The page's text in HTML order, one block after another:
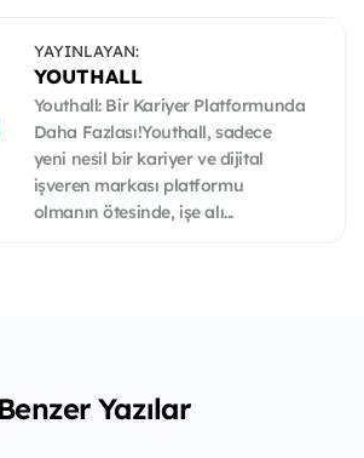
YAYINLAYAN:
YOUTHALL
Youthall: Bir Kariyer Platformunda
Daha Fazlası!Youthall, sadece
yeni nesil bir kariyer ve dijital
işveren markası platformu
olmanın ötesinde, işe alı...
Benzer Yazılar